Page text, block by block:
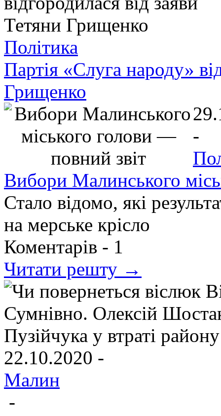
Політика
Партія «Слуга народу»
Грищенко
-
Вибори Малинського
Стало відомо, які
на мерське крісло
Коментарів - 1
Читати решту →
22.10.2020 -
Малин
-